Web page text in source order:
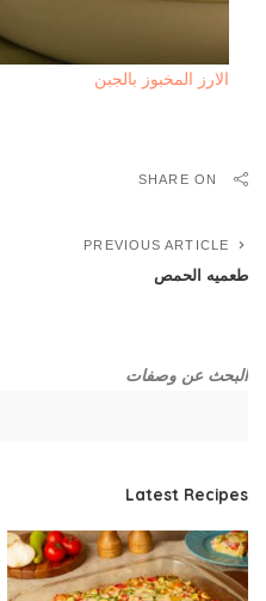
الارز المخبوز بالجبن
SHARE ON
PREVIOUS ARTICLE
طعميه الحمص
البحث عن وصفات
Latest Recipes